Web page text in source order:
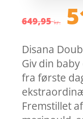
649,95kr.
Disana
Giv din
fra første
Fremstillet